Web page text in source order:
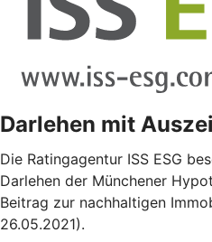
Darlehen mit
Die Ratingagentur ISS ESG
Darlehen der Münchener
Beitrag zur nachhaltigen
26.05.2021).